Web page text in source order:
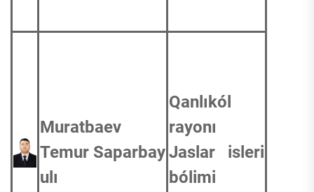
Muratbaev
Temur Saparbay
ulı
Qanlıkól
rayonı
Jaslar isleri
bólimi